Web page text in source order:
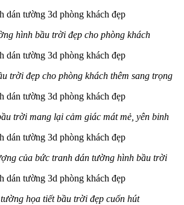
hình bầu trời đẹp cho phòng khách
trời đẹp cho phòng khách thêm sang trọng
trời mang lại cảm giác mát mẻ, yên binh
của bức tranh dán tường hình bầu trời
họa tiết bầu trời đẹp cuốn hút